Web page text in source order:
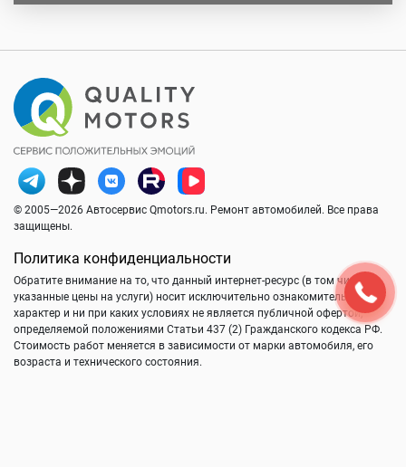
© 2005—2026 Автосервис Qmotors.ru. Ремонт автомобилей. Все права
защищены.
Политика конфиденциальности
Обратите внимание на то, что данный интернет-ресурс (в том числе
указанные цены на услуги) носит исключительно ознакомительный
характер и ни при каких условиях не является публичной офертой,
определяемой положениями Статьи 437 (2) Гражданского кодекса РФ.
Стоимость работ меняется в зависимости от марки автомобиля, его
возраста и технического состояния.